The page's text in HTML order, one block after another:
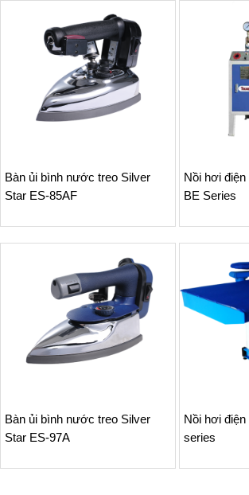
Bàn ủi bình nước treo Silver
Star ES-85AF
Nồi hơi điện
BE Series
Bàn ủi bình nước treo Silver
Star ES-97A
Nồi hơi điện
series